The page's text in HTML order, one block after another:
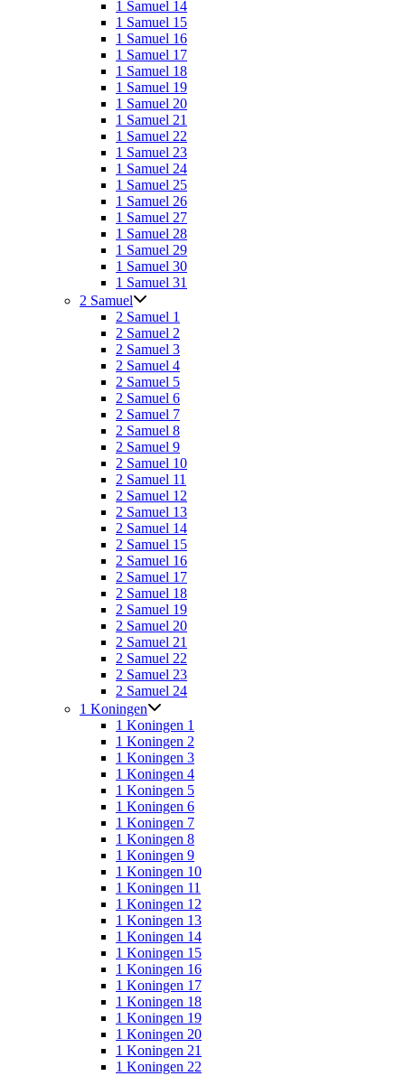
1 Samuel 14
1 Samuel 15
1 Samuel 16
1 Samuel 17
1 Samuel 18
1 Samuel 19
1 Samuel 20
1 Samuel 21
1 Samuel 22
1 Samuel 23
1 Samuel 24
1 Samuel 25
1 Samuel 26
1 Samuel 27
1 Samuel 28
1 Samuel 29
1 Samuel 30
1 Samuel 31
2 Samuel
2 Samuel 1
2 Samuel 2
2 Samuel 3
2 Samuel 4
2 Samuel 5
2 Samuel 6
2 Samuel 7
2 Samuel 8
2 Samuel 9
2 Samuel 10
2 Samuel 11
2 Samuel 12
2 Samuel 13
2 Samuel 14
2 Samuel 15
2 Samuel 16
2 Samuel 17
2 Samuel 18
2 Samuel 19
2 Samuel 20
2 Samuel 21
2 Samuel 22
2 Samuel 23
2 Samuel 24
1 Koningen
1 Koningen 1
1 Koningen 2
1 Koningen 3
1 Koningen 4
1 Koningen 5
1 Koningen 6
1 Koningen 7
1 Koningen 8
1 Koningen 9
1 Koningen 10
1 Koningen 11
1 Koningen 12
1 Koningen 13
1 Koningen 14
1 Koningen 15
1 Koningen 16
1 Koningen 17
1 Koningen 18
1 Koningen 19
1 Koningen 20
1 Koningen 21
1 Koningen 22